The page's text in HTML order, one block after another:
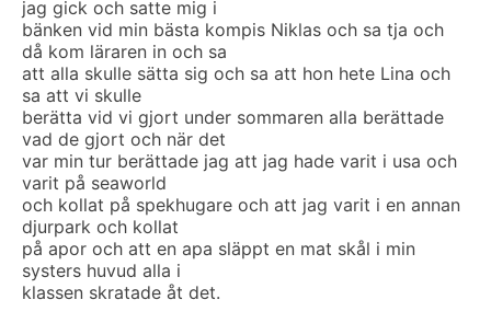
jag gick och satte mig i
bänken vid min bästa kompis Niklas och sa tja och
då kom läraren in och sa
att alla skulle sätta sig och sa att hon hete Lina och
sa att vi skulle
berätta vid vi gjort under sommaren alla berättade
vad de gjort och när det
var min tur berättade jag att jag hade varit i usa och
varit på seaworld
och kollat på spekhugare och att jag varit i en annan
djurpark och kollat
på apor och att en apa släppt en mat skål i min
systers huvud alla i
klassen skratade åt det.